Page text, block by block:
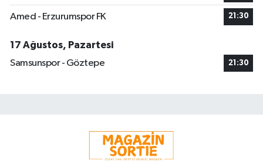
Amed - Erzurumspor FK 21:30
17 Ağustos, Pazartesi
Samsunspor - Göztepe
21:30